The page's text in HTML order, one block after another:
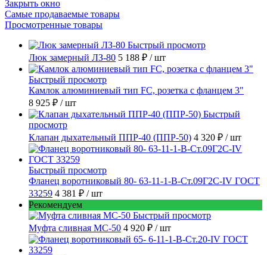
Закрыть окно
Самые продаваемые товары
Просмотренные товары
Быстрый просмотр
Люк замерный ЛЗ-80 5 188 ₽ / шт
Быстрый просмотр
Камлок алюминиевый тип FC, розетка с фланцем 3"
8 925 ₽ / шт
Быстрый
просмотр
Клапан дыхательный ППР-40 (ППР-50) 4 320 ₽ / шт
Быстрый просмотр
Фланец воротниковый 80- 63-11-1-B-Ст.09Г2С-IV ГОСТ
33259 4 381 ₽ / шт
Рекомендуем
Быстрый просмотр
Муфта сливная МС-50 4 920 ₽ / шт